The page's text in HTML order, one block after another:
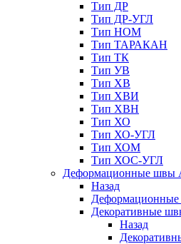
Тип ДР
Тип ДР-УГЛ
Тип НОМ
Тип ТАРАКАН
Тип ТК
Тип УВ
Тип ХВ
Тип ХВИ
Тип ХВН
Тип ХО
Тип ХО-УГЛ
Тип ХОМ
Тип ХОС-УГЛ
Деформационные швы
Назад
Декоративные
Назад